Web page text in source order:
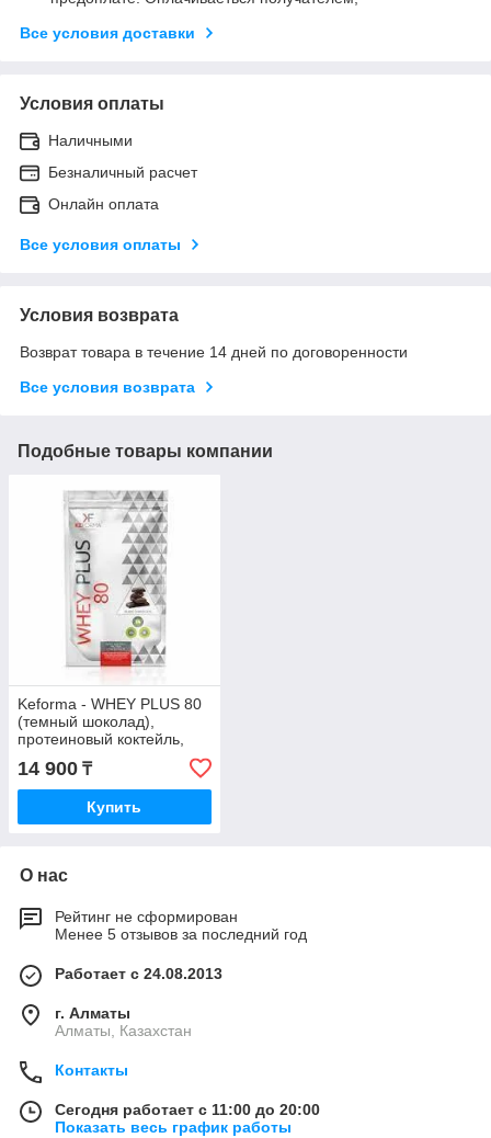
Все условия доставки
Условия оплаты
Наличными
Безналичный расчет
Онлайн оплата
Все условия оплаты
Условия возврата
Возврат товара в течение 14 дней по договоренности
Все условия возврата
Подобные товары компании
Keforma - WHEY PLUS 80
(темный шоколад),
протеиновый коктейль,
14 900 ₸
Купить
О нас
Рейтинг не сформирован
Менее 5 отзывов за последний год
Работает с 24.08.2013
г. Алматы
Алматы, Казахстан
Контакты
Сегодня работает с 11:00 до 20:00
Показать весь график работы